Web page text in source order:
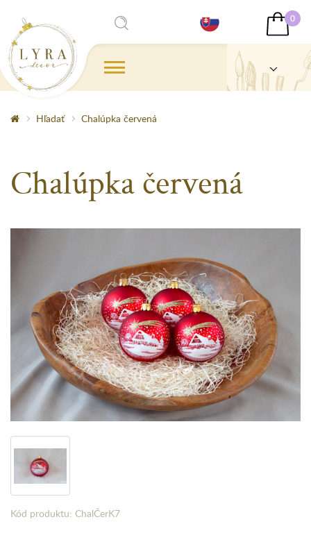
0
Hľadať Chalúpka červená
Chalúpka červená
Kód produktu: ChalČerK7